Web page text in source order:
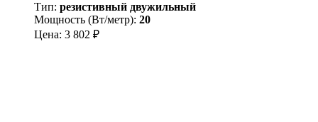
Тип: резистивный двужильный
Мощность (Вт/метр): 20
Цена: 3 802 ₽